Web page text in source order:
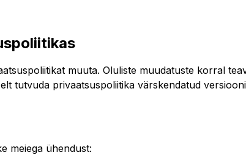
muuta. Oluliste muudatuste korral
tutvuda privaatsuspoliitika värskendatud
meiega ühendust: